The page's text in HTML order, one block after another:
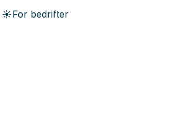
☀️For bedrifter